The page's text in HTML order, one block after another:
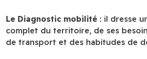
Le Diagnostic mobilité : il dresse
complet du territoire, de ses
de transport et des habitudes de